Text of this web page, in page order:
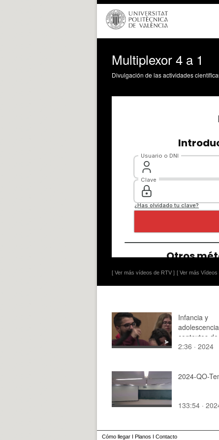
Multiplexor 4 a 1
Divulgación de las actividades
[ Ver más vídeos de RTV ] [ Ver más
Infancia y
contextos de
conflictividad
2:36 · 2024
2024-QO-
133:54 ·
Cómo llegar I Planos I Contacto